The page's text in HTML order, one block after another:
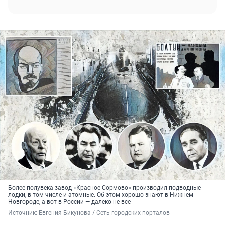
Более полувека завод «Красное Сормово» производил подводные
лодки, в том числе и атомные. Об этом хорошо знают в Нижнем
Новгороде, а вот в России — далеко не все
Источник: Евгения Бикунова / Сеть городских порталов